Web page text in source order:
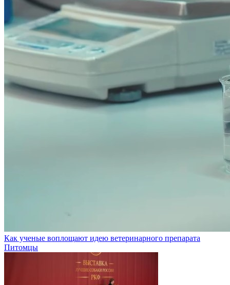
Как ученые воплощают идею ветеринарного препарата
Питомцы